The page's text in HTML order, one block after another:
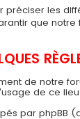
les
que
de notre
de ce
par phpBB